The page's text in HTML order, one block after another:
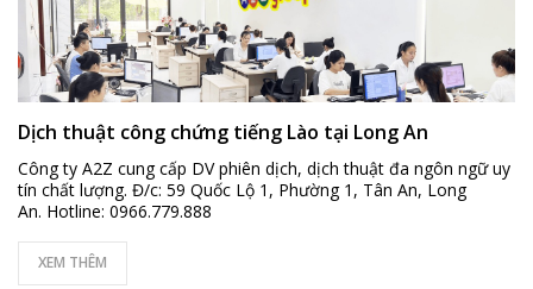
Dịch thuật công chứng tiếng Lào tại Long An
Công ty A2Z cung cấp DV phiên dịch, dịch thuật đa ngôn ngữ uy
tín chất lượng. Đ/c: 59 Quốc Lộ 1, Phường 1, Tân An, Long
An. Hotline: 0966.779.888
XEM THÊM